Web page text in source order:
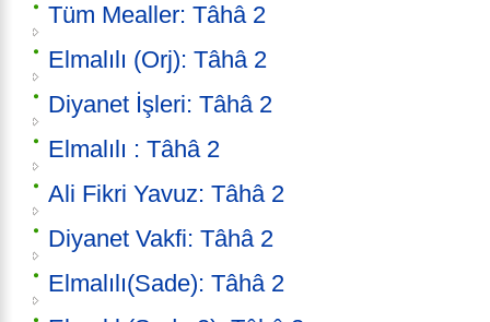
Tüm Mealler: Tâhâ 2
Elmalılı (Orj): Tâhâ 2
Diyanet İşleri: Tâhâ 2
Elmalılı : Tâhâ 2
Ali Fikri Yavuz: Tâhâ 2
Diyanet Vakfi: Tâhâ 2
Elmalılı(Sade): Tâhâ 2